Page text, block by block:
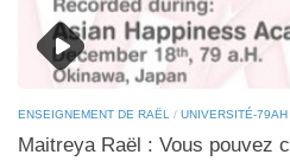
ENSEIGNEMENT DE RAËL / UNIVERSITÉ-79AH
Maitreya Raël : Vous pouvez